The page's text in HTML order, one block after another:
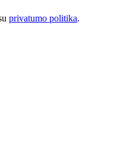
privatumo politika.